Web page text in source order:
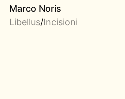
Marco Noris
Libellus/Incisioni